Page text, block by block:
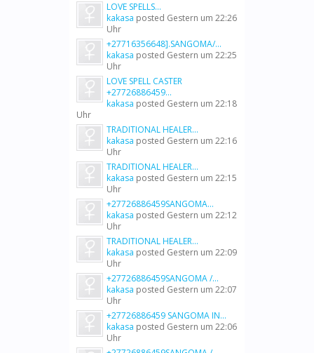
LOVE SPELLS...
kakasa posted Gestern um 22:26
Uhr
+27716356648].SANGOMA/...
kakasa posted Gestern um 22:25
Uhr
LOVE SPELL CASTER
+27726886459...
kakasa posted Gestern um 22:18
Uhr
TRADITIONAL HEALER...
kakasa posted Gestern um 22:16
Uhr
TRADITIONAL HEALER...
kakasa posted Gestern um 22:15
Uhr
+27726886459SANGOMA...
kakasa posted Gestern um 22:12
Uhr
TRADITIONAL HEALER...
kakasa posted Gestern um 22:09
Uhr
+27726886459SANGOMA /...
kakasa posted Gestern um 22:07
Uhr
+27726886459 SANGOMA IN...
kakasa posted Gestern um 22:06
Uhr